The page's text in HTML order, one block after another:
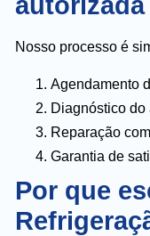
Nosso processo é
Agendamento
Diagnóstico do
Reparação
Garantia de
Por que